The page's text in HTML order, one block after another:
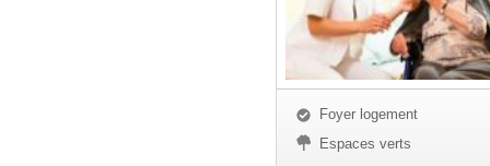
Foyer logement
Espaces verts